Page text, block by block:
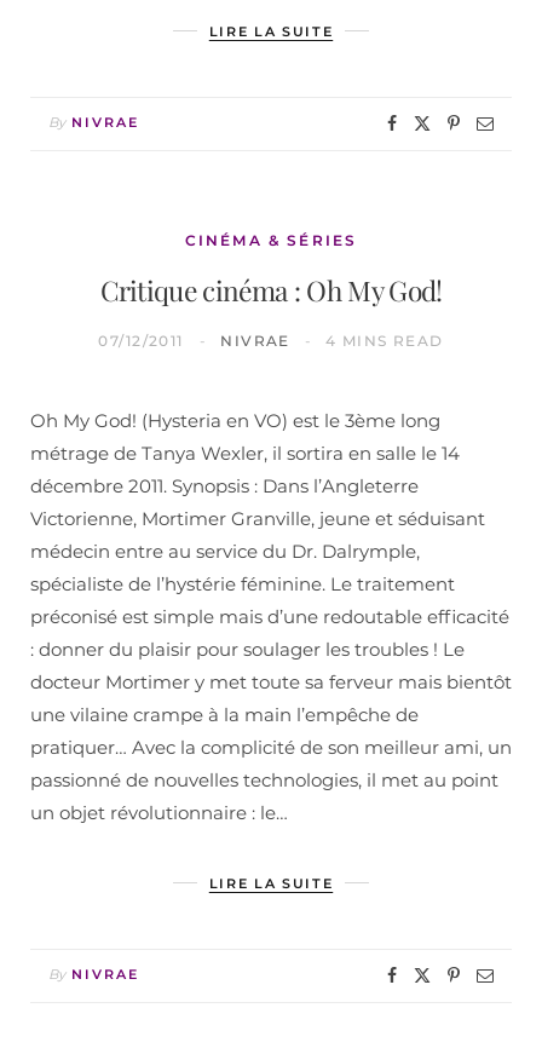
LIRE LA SUITE
By NIVRAE
CINÉMA & SÉRIES
Critique cinéma : Oh My God!
07/12/2011 NIVRAE 4 MINS READ
Oh My God! (Hysteria en VO) est le 3ème long
métrage de Tanya Wexler, il sortira en salle le 14
décembre 2011. Synopsis : Dans l’Angleterre
Victorienne, Mortimer Granville, jeune et séduisant
médecin entre au service du Dr. Dalrymple,
spécialiste de l’hystérie féminine. Le traitement
préconisé est simple mais d’une redoutable efficacité
: donner du plaisir pour soulager les troubles ! Le
docteur Mortimer y met toute sa ferveur mais bientôt
une vilaine crampe à la main l’empêche de
pratiquer… Avec la complicité de son meilleur ami, un
passionné de nouvelles technologies, il met au point
un objet révolutionnaire : le…
LIRE LA SUITE
By NIVRAE